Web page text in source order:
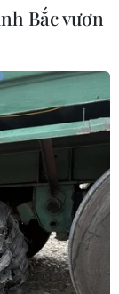
Bắc vươn